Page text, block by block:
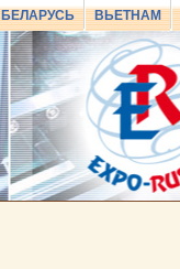
БЕЛАРУСЬ ВЬЕТНАМ